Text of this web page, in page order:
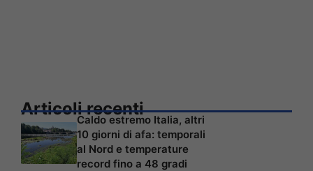
Articoli recenti
Caldo estremo Italia, altri
10 giorni di afa: temporali
al Nord e temperature
record fino a 48 gradi